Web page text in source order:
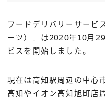
フードデリバリークー
Uber Eats加盟店ガイ
フードデリバリーサービ
ーツ）」は2020年10月
ビスを開始しました。
現在は高知駅周辺の中心
高知やイオン高知旭町店